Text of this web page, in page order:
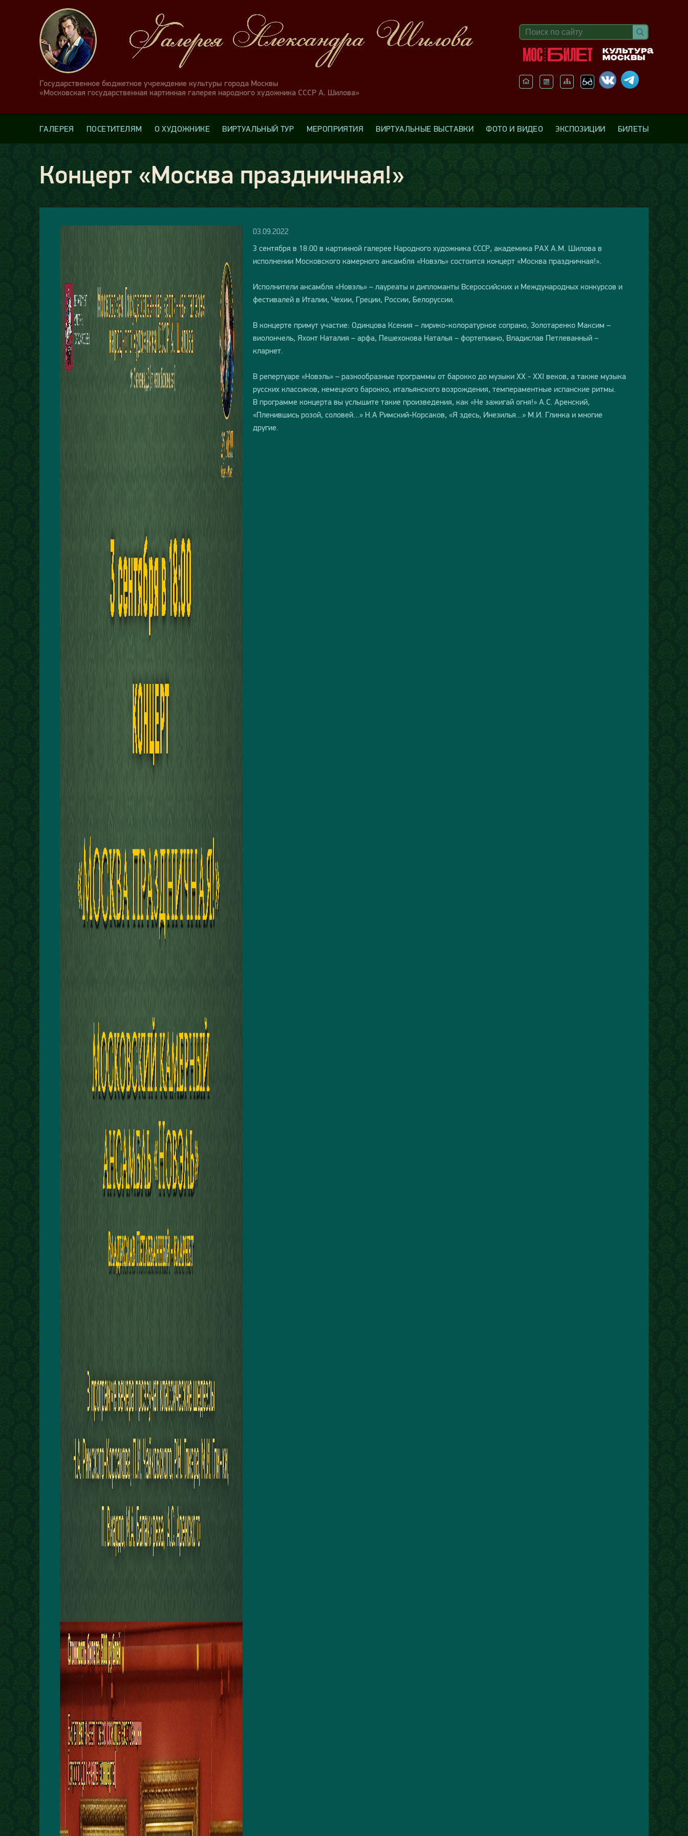
Государственное бюджетное учреждение культуры города Москвы
«Московская государственная картинная галерея народного художника СССР А. Шилова»
ГАЛЕРЕЯ ПОСЕТИТЕЛЯМ О ХУДОЖНИКЕ ВИРТУАЛЬНЫЙ ТУР МЕРОПРИЯТИЯ ВИРТУАЛЬНЫЕ ВЫСТАВКИ ФОТО И ВИДЕО ЭКСПОЗИЦИИ БИЛЕТЫ
Концерт «Москва праздничная!»
03.09.2022
3 сентября в 18:00 в картинной галерее Народного художника СССР, академика РАХ А.М. Шилова в
исполнении Московского камерного ансамбля «Новэль» состоится концерт «Москва праздничная!».
Исполнители ансамбля «Новэль» – лауреаты и дипломанты Всероссийских и Международных конкурсов и
фестивалей в Италии, Чехии, Греции, России, Белоруссии.
В концерте примут участие: Одинцова Ксения – лирико-колоратурное сопрано, Золотаренко Максим –
виолончель, Яхонт Наталия – арфа, Пешехонова Наталья – фортепиано, Владислав Петлеванный –
кларнет.
В репертуаре «Новэль» – разнообразные программы от барокко до музыки XX - XXI веков, а также музыка
русских классиков, немецкого барокко, итальянского возрождения, темпераментные испанские ритмы.
В программе концерта вы услышите такие произведения, как «Не зажигай огня!» А.С. Аренский,
«Пленившись розой, соловей…» Н.А Римский-Корсаков, «Я здесь, Инезилья…» М.И. Глинка и многие
другие.